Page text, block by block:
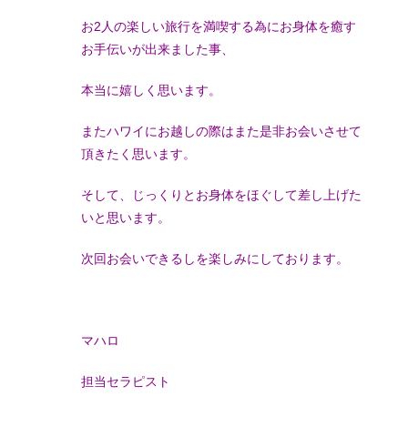
お2人の楽しい旅行を満喫する為にお身体を癒す
お手伝いが出来ました事、
本当に嬉しく思います。
またハワイにお越しの際はまた是非お会いさせて
頂きたく思います。
そして、じっくりとお身体をほぐして差し上げた
いと思います。
次回お会いできるしを楽しみにしております。
マハロ
担当セラピスト